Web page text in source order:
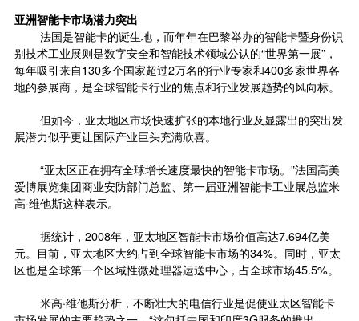
亚洲智能卡市场潜力突出
法国是智能卡的诞生地，而年年在巴黎举办的智能卡暨身份识
别技术工业展则是数字安全和智能技术领域公认的“世界第一展”，
每年吸引来自130多个国家超过2万名的行业专家和400多家世界各
地的参展商，是全球智能卡行业的焦点和行业发展趋势的风向标。
但如今，亚太地区市场快速扩张的本地行业及显露出的突出发
展潜力似乎更让国际产业巨头充满欣喜。
“亚太区正在拥有全球增长速度最快的智能卡市场。”法国高美
爱博展览集团商业安防部门总监、第一届亚洲智能卡工业展总监米
高·维他斯这样表示。
据统计，2008年，亚太地区智能卡市场价值高达7.694亿美
元。目前，亚太地区大约占到全球智能卡市场的34%。同时，亚太
区也是全球第一个区域性微处理器运送中心，占全球市场45.5%。
米高·维他斯分析，不断壮大的电信行业是促使亚太区智能卡